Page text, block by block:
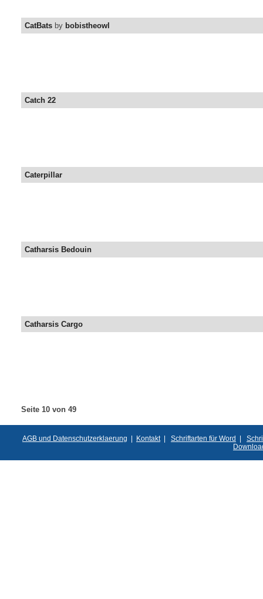
CatBats by bobistheowl
Catch 22
Caterpillar
Catharsis Bedouin
Catharsis Cargo
Seite 10 von 49
AGB und Datenschutzerklaerung | Kontakt| Schriftarten für Word |